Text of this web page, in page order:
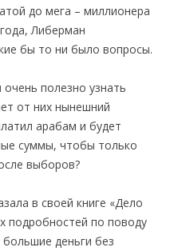
до мега – миллионера
Либерман
бы то ни было вопросы.
полезно узнать
от них нынешний
арабам и будет
суммы, чтобы только
выборов?
в своей книге «Дело
подробностей по поводу
деньги без